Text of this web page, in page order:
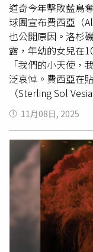
道奇今年擊敗藍鳥
球團宣布費西亞（
也公開原因。洛杉
露，年幼的女兒在
「我們的小天使，
泛哀悼。費西亞在
（Sterling Sol
法形容我們此刻的
與她共度的每一分每一秒。」 在
從 Instagram 分享的貼文 作為道奇牛棚的
亞本季在例行賽
與5次救援；在季
次三振，防禦率為
在比賽期間仍透過
上，在世界大賽標
員也手寫「51」致
感謝道奇球團在艱
這個大家庭的陪伴
11月08日, 2025